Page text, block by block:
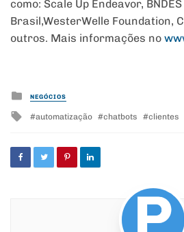
como: Scale Up Endeavor,
Brasil,WesterWelle Foundation,
outros. Mais informações no
Posted
in
NEGÓCIOS
Tagged
automatização chatbots clientes